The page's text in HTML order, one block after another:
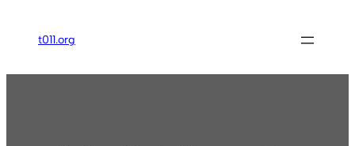
ス
t011.org